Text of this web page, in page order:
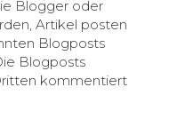
Blogger oder
Artikel posten
Blogposts
Blogposts
kommentiert